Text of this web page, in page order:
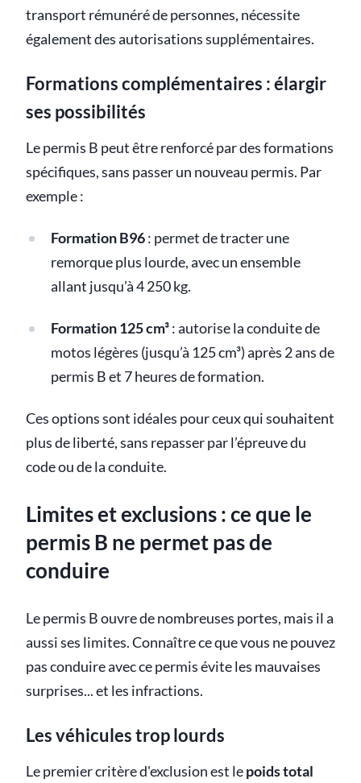
transport rémunéré de personnes, nécessite
également des autorisations supplémentaires.
Formations complémentaires : élargir
ses possibilités
Le permis B peut être renforcé par des formations
spécifiques, sans passer un nouveau permis. Par
exemple :
Formation B96: permet de tracter une
remorque plus lourde, avec un ensemble
allant jusqu’à 4 250 kg.
Formation 125 cm³: autorise la conduite de
motos légères (jusqu’à 125 cm³) après 2 ans de
permis B et 7 heures de formation.
Ces options sont idéales pour ceux qui souhaitent
plus de liberté, sans repasser par l’épreuve du
code ou de la conduite.
Limites et exclusions : ce que le
permis B ne permet pas de
conduire
Le permis B ouvre de nombreuses portes, mais il a
aussi ses limites. Connaître ce que vous ne pouvez
pas conduire avec ce permis évite les mauvaises
surprises... et les infractions.
Les véhicules trop lourds
Le premier critère d'exclusion est lepoids total